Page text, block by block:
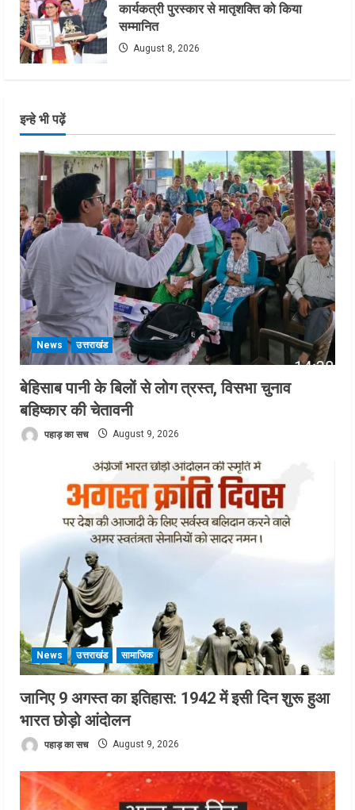
कार्यकत्री पुरस्कार से मातृशक्ति को किया
सम्मानित
August 8, 2026
इन्हे भी पढ़ें
News उत्तराखंड
बेहिसाब पानी के बिलों से लोग त्रस्त, विसभा चुनाव
बहिष्कार की चेतावनी
पहाड़ का सच August 9, 2026
News उत्तराखंड सामाजिक
जानिए 9 अगस्त का इतिहास: 1942 में इसी दिन शुरू हुआ
भारत छोड़ो आंदोलन
पहाड़ का सच August 9, 2026